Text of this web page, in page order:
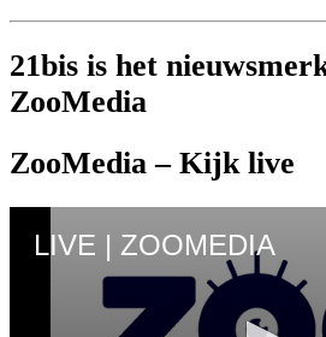
21bis is het
ZooMedia
ZooMedia – Kijk live